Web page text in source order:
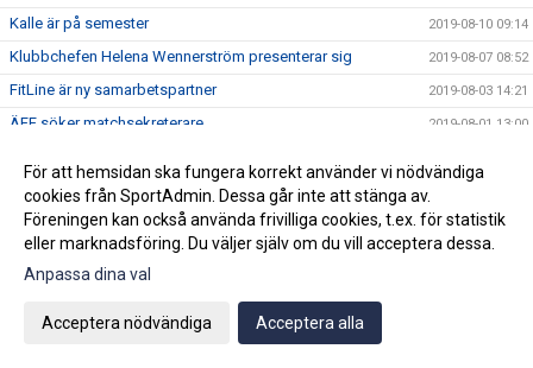
Kalle är på semester 2019-08-10 09:14
Klubbchefen Helena Wennerström presenterar sig 2019-08-07 08:52
FitLine är ny samarbetspartner 2019-08-03 14:21
ÄFF söker matchsekreterare 2019-08-01 13:00
Bemanning på våra kanslier i sommar
Vinnare i 50/50 lotteriet 29/6 2019-07-01 14:32
Lyckad Sisters Football Cup
Ladda ner Min Fotboll-appen
Dan Norberg har gått STAC-utbildning
För att hemsidan ska fungera korrekt använder vi nödvändiga
cookies från SportAdmin. Dessa går inte att stänga av.
Föreningen kan också använda frivilliga cookies, t.ex. för statistik
eller marknadsföring. Du väljer själv om du vill acceptera dessa.
Anpassa dina val
Acceptera nödvändiga Acceptera alla